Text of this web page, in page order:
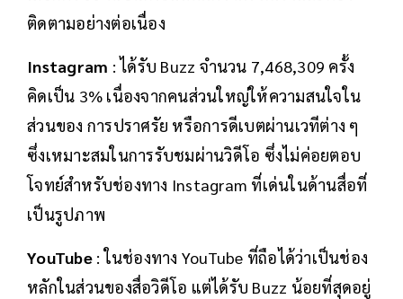
ติดตามอย่างต่อเนื่อง
Instagram : ได้รับ Buzz จำนวน 7,468,309 ครั้ง
คิดเป็น 3% เนื่องจากคนส่วนใหญ่ให้ความสนใจใน
ส่วนของ การปราศรัย หรือการดีเบตผ่านเวทีต่าง ๆ
ซึ่งเหมาะสมในการรับชมผ่านวิดีโอ ซึ่งไม่ค่อยตอบ
โจทย์สำหรับช่องทาง Instagram ที่เด่นในด้านสื่อที่
เป็นรูปภาพ
YouTube: ในช่องทาง YouTube ที่ถือได้ว่าเป็นช่อง
หลักในส่วนของสื่อวิดีโอ แต่ได้รับ Buzz น้อยที่สุดอยู่